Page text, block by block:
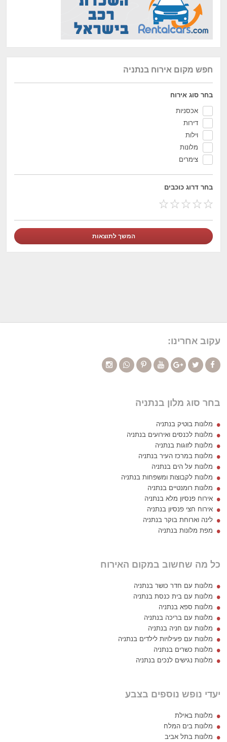
חפש מקום אירוח בנתניה
בחר סוג אירוח
אכסניות
דירות
וילות
מלונות
צימרים
בחר דרוג כוכבים
עקוב אחרינו:
בחר סוג מלון בנתניה
מלונות בוטיק בנתניה
מלונות לכנסים ואירועים בנתניה
מלונות לזוגות בנתניה
מלונות במרכז העיר בנתניה
מלונות על הים בנתניה
מלונות לקבוצות ומשפחות בנתניה
מלונות רומנטיים בנתניה
אירוח פנסיון מלא בנתניה
אירוח חצי פנסיון בנתניה
לינה וארוחת בוקר בנתניה
מפת מלונות בנתניה
כל מה שחשוב במקום האירוח
מלונות עם חדר כושר בנתניה
מלונות עם בית כנסת בנתניה
מלונות ספא בנתניה
מלונות עם בריכה בנתניה
מלונות עם חניה בנתניה
מלונות עם פעילויות לילדים בנתניה
מלונות כשרים בנתניה
מלונות נגישים לנכים בנתניה
יעדי נופש נוספים בצבע
מלונות באילת
מלונות בים המלח
מלונות בתל אביב